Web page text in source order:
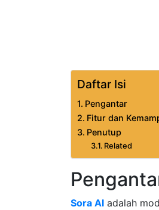
Daftar Isi
Pengantar
Fitur dan
Penutup
Related
Sora AI adalah